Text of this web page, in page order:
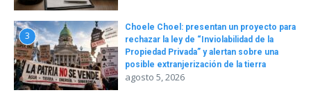
3
Choele Choel: presentan un proyecto para
rechazar la ley de “Inviolabilidad de la
Propiedad Privada” y alertan sobre una
posible extranjerización de la tierra
agosto 5, 2026